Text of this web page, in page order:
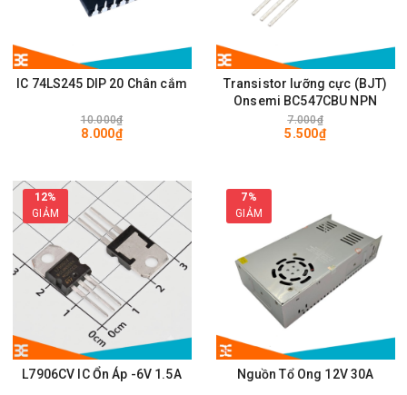
IC 74LS245 DIP 20 Chân cắm
10.000₫
8.000₫
Transistor lưỡng cực (BJT)
Onsemi BC547CBU NPN
7.000₫
5.500₫
12%
GIẢM
L7906CV IC Ổn Áp -6V 1.5A
7%
GIẢM
Nguồn Tổ Ong 12V 30A